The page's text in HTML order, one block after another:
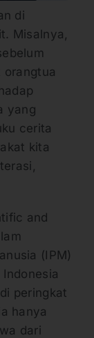
di
Misalnya,
orangtua
yang
cerita
kita
and
(IPM)
peringkat
hanya
dari